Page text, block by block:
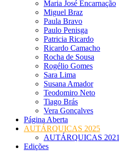
Maria José Encarnação
Miguel Braz
Paula Bravo
Paulo Penisga
Patricia Ricardo
Ricardo Camacho
Rocha de Sousa
Rogélio Gomes
Sara Lima
Susana Amador
Teodomiro Neto
Tiago Brás
Vera Gonçalves
Página Aberta
AUTÁRQUICAS 2025
AUTÁRQUICAS 2021
Edições